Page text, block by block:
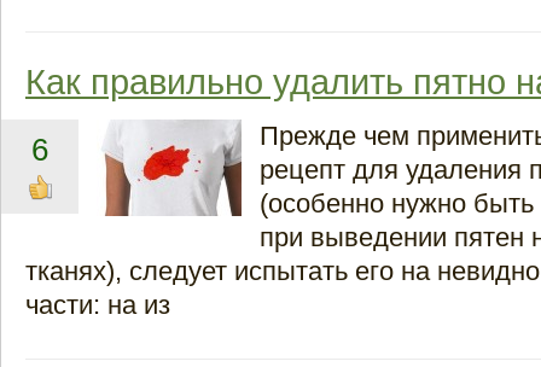
Как правильно удалить пятно
6
Прежде чем
рецепт для удаления
(особенно нужно
при выведении пятен
тканях), следует испытать его на
части: на из